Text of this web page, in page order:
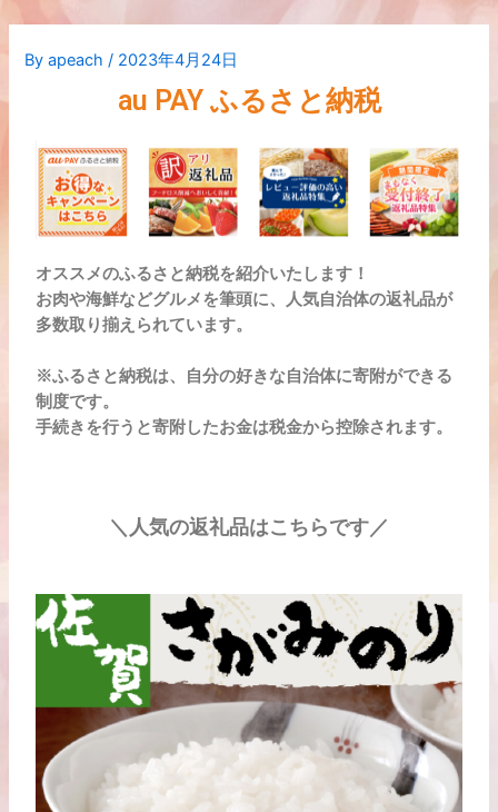
Byapeach/ 2023年4月24日
au PAY ふるさと納税
オススメのふるさと納税を紹介いたします！
お肉や海鮮などグルメを筆頭に、人気自治体の返礼品が
多数取り揃えられています。
※ふるさと納税は、自分の好きな自治体に寄附ができる
制度です。
手続きを行うと寄附したお金は税金から控除されます。
＼人気の返礼品はこちらです／